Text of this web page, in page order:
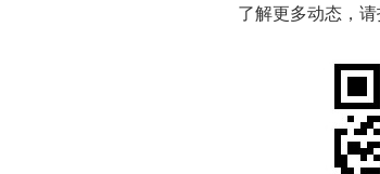
了解更多动态，